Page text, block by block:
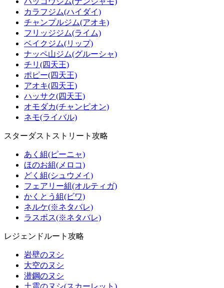
カラフジム(ハイダイ)
チャンプルジム(アオキ)
フリッジジム(ライム)
ベイクジム(リップ)
ナッペ山ジム(グルーシャ)
チリ(四天王)
ポピー(四天王)
アオキ(四天王)
ハッサク(四天王)
オモダカ(チャンピオン)
ネモ(ライバル)
スターダストストリート攻略
あく組(ピーニャ)
ほのお組(メロコ)
どく組(シュウメイ)
フェアリー組(オルティガ)
かくとう組(ビワ)
ネルケ(※ネタバレ)
ラスボス(※ネタバレ)
レジェンドルート攻略
岩壁のヌシ
大空のヌシ
潜鋼のヌシ
土震のヌシ(スカーレット)